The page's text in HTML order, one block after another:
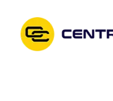
content